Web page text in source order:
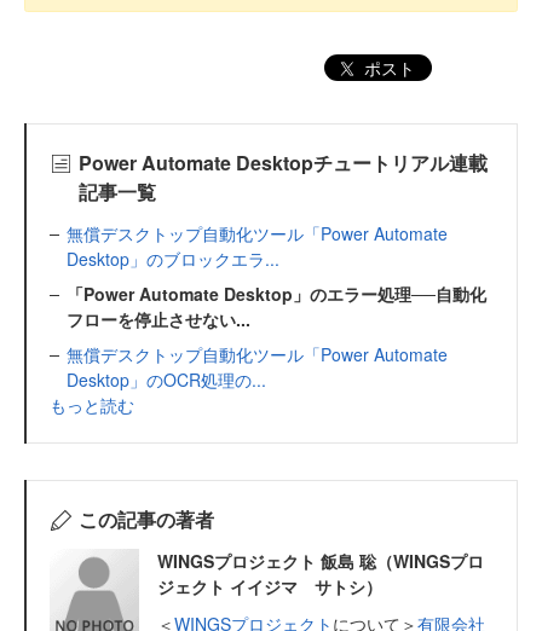
ポスト
Power Automate Desktopチュートリアル連載
記事一覧
無償デスクトップ自動化ツール「Power Automate
Desktop」のブロックエラ...
「Power Automate Desktop」のエラー処理──自動化
フローを停止させない...
無償デスクトップ自動化ツール「Power Automate
Desktop」のOCR処理の...
もっと読む
この記事の著者
WINGSプロジェクト 飯島 聡（WINGSプロ
ジェクト イイジマ サトシ）
＜WINGSプロジェクト について＞有限会社